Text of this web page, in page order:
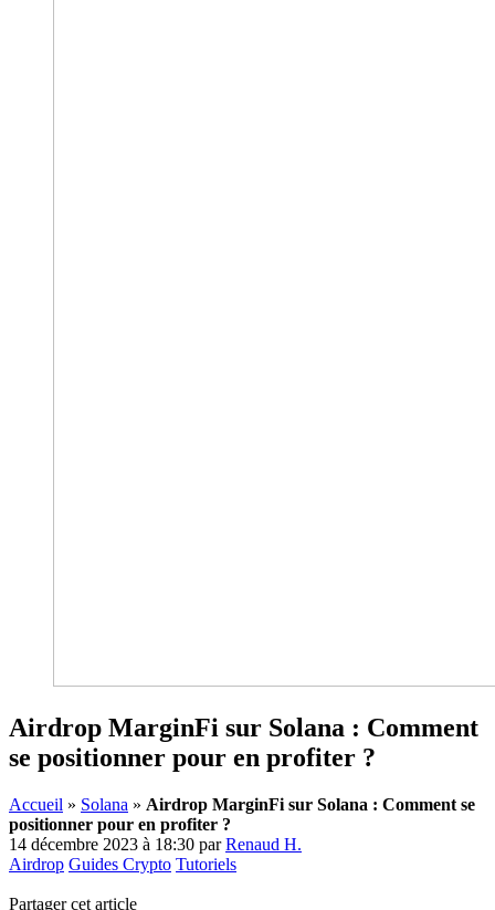
Airdrop MarginFi sur Solana : Comment
se positionner pour en profiter ?
Accueil » Solana » Airdrop MarginFi sur Solana : Comment se
positionner pour en profiter ?
14 décembre 2023 à 18:30 parRenaud H.
Airdrop Guides Crypto Tutoriels
Partager cet article